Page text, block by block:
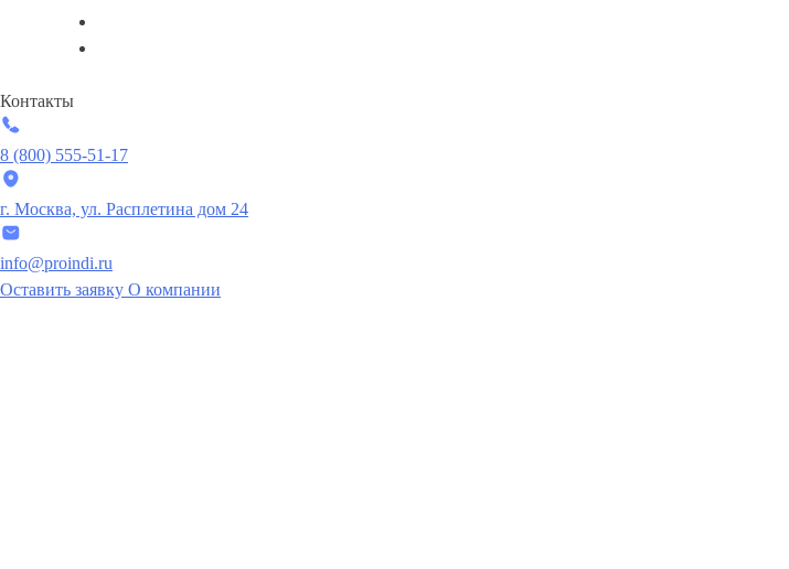
Контакты
8 (800) 555-51-17
г. Москва, ул. Расплетина дом 24
info@proindi.ru
Оставить заявку О компании